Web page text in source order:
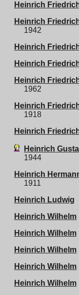
Heinrich
Heinrich
1942
Heinrich
Heinrich
Heinrich
1962
Heinrich
1918
Heinrich
Heinrich
1944
Heinrich
1911
Heinrich Ludwig
Heinrich Wilhelm
Heinrich Wilhelm
Heinrich Wilhelm
Heinrich Wilhelm
Heinrich Wilhelm